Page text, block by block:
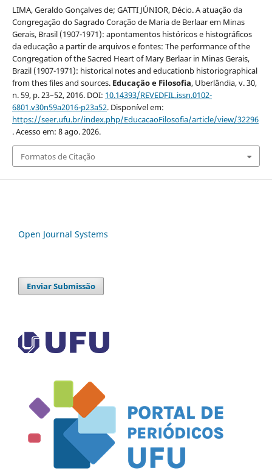
LIMA, Geraldo Gonçalves de; GATTI JÚNIOR, Décio. A atuação da
Congregação do Sagrado Coração de Maria de Berlaar em Minas
Gerais, Brasil (1907-1971): apontamentos históricos e histográficos
da educação a partir de arquivos e fontes: The performance of the
Congregation of the Sacred Heart of Mary Berlaar in Minas Gerais,
Brazil (1907-1971): historical notes and educationb historiographical
from thes files and sources. Educação e Filosofia, Uberlândia, v. 30,
n. 59, p. 23–52, 2016. DOI: 10.14393/REVEDFIL.issn.0102-
6801.v30n59a2016-p23a52. Disponível em:
https://seer.ufu.br/index.php/EducacaoFilosofia/article/view/32296
. Acesso em: 8 ago. 2026.
Formatos de Citação
Open Journal Systems
Enviar Submissão